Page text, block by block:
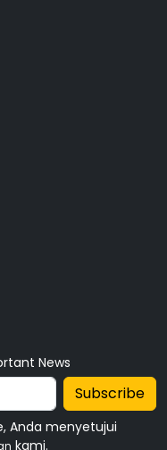
News
Subscribe
Anda menyetujui
kami.